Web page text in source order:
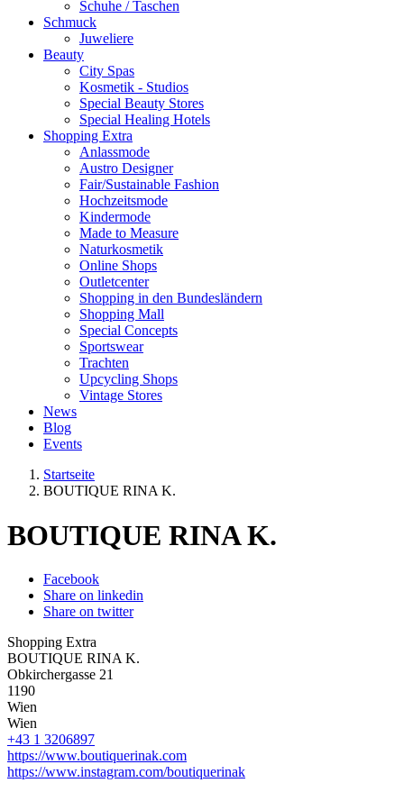
Schuhe / Taschen
Schmuck
Juweliere
Beauty
City Spas
Kosmetik - Studios
Special Beauty Stores
Special Healing Hotels
Shopping Extra
Anlassmode
Austro Designer
Fair/Sustainable Fashion
Hochzeitsmode
Kindermode
Made to Measure
Naturkosmetik
Online Shops
Outletcenter
Shopping in den Bundesländern
Shopping Mall
Special Concepts
Sportswear
Trachten
Upcycling Shops
Vintage Stores
News
Blog
Events
Startseite
BOUTIQUE RINA K.
BOUTIQUE RINA K.
Facebook
Share on linkedin
Share on twitter
Shopping Extra
BOUTIQUE RINA K.
Obkirchergasse 21
1190
Wien
Wien
+43 1 3206897
https://www.boutiquerinak.com
https://www.instagram.com/boutiquerinak